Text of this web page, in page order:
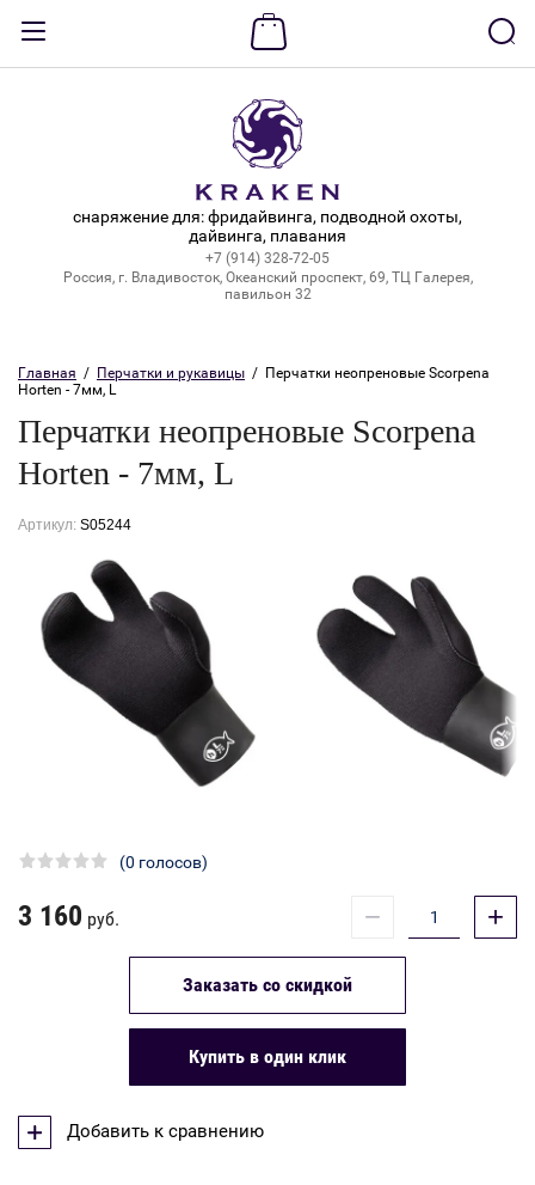
Регистрация
снаряжение для: фридайвинга, подводной охоты,
дайвинга, плавания
+7 (914) 328-72-05
Россия, г. Владивосток, Океанский проспект, 69, ТЦ Галерея,
павильон 32
Главная
  /
Перчатки и рукавицы
  /  Перчатки неопреновые Scorpena
Horten - 7мм, L
Перчатки неопреновые Scorpena
Horten - 7мм, L
Артикул: S05244
(0 голосов)
3 160 руб. − +
Заказать со скидкой
Купить в один клик
Добавить к сравнению